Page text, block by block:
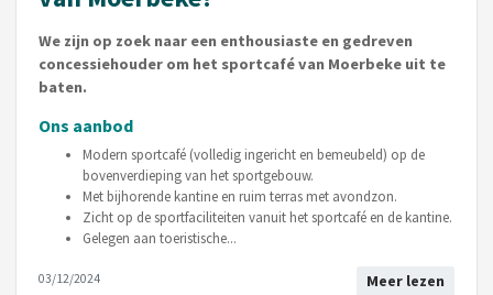
We zijn op zoek naar een enthousiaste en gedreven
concessiehouder om het sportcafé van Moerbeke uit te
baten.
Ons aanbod
Modern sportcafé (volledig ingericht en bemeubeld) op de
bovenverdieping van het sportgebouw.
Met bijhorende kantine en ruim terras met avondzon.
Zicht op de sportfaciliteiten vanuit het sportcafé en de kantine.
Gelegen aan toeristische...
Meer lezen
03/12/2024